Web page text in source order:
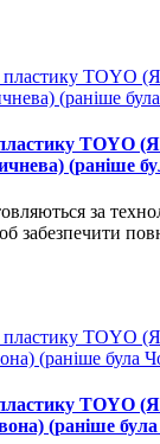
TOYO
(раніше
за
забезпечити
TOYO
(раніше